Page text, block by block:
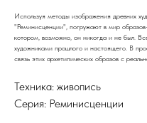
Используя методы изображения древних
"Реминисценции", погружают в мир
котором, возможно, он никогда и не был.
художниками прошлого и настоящего. В
связь этих архетипических образов с
Техника: живопись
Серия: Реминисценции